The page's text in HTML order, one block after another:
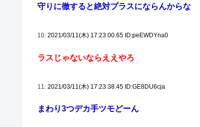
守りに徹すると絶対プラスにならんからな
10: 2021/03/11(木) 17:23:00.65 ID:peEWDYna0
ラスじゃないならええやろ
11: 2021/03/11(木) 17:23:38.45 ID:GE8DU6cja
まわり3つデカ手ツモどーん